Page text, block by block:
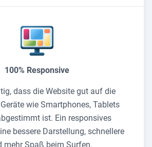
100% Responsive
dass die Website gut auf die
wie Smartphones, Tablets
ist. Ein responsives
bessere Darstellung, schnellere
mehr Spaß beim Surfen.